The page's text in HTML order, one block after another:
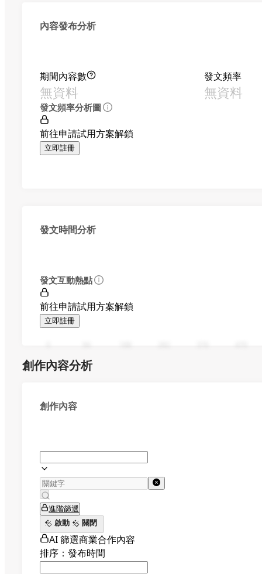
內容發布分析
期間內容數
無資料
發文頻率
無資料
發文頻率分析圖
前往申請試用方案解鎖
立即註冊
發文時間分析
發文互動熱點
前往申請試用方案解鎖
立即註冊
創作內容分析
創作內容
進階篩選
啟動
關閉
AI 篩選商業合作內容
排序：發布時間